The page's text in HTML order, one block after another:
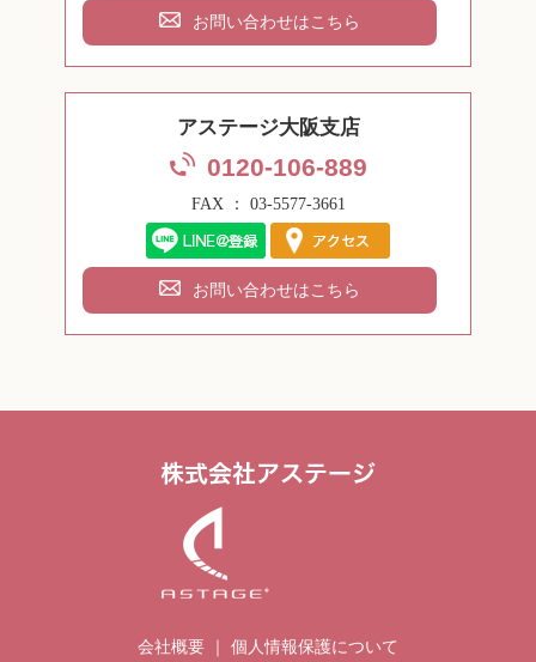
お問い合わせはこちら
アステージ大阪支店
0120-106-889
FAX ： 03-5577-3661
お問い合わせはこちら
会社概要｜ 個人情報保護について